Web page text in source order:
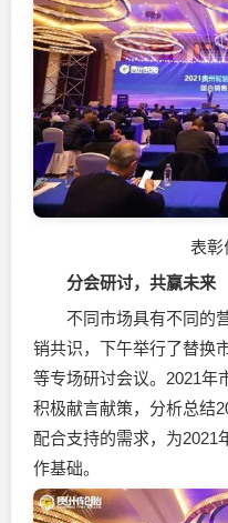
表彰
分会研讨，共赢未来
不同市场具有不同的营
销共识，下午举行了替换
等专场研讨会议。2021年
积极献言献策，分析总结
配合支持的需求，为2021
作基础。